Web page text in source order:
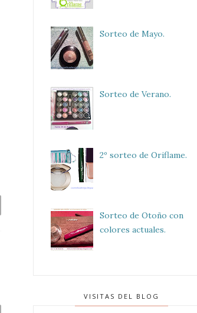
Sorteo de Mayo.
Sorteo de Verano.
2º sorteo de Oriflame.
Sorteo de Otoño con
colores actuales.
VISITAS DEL BLOG